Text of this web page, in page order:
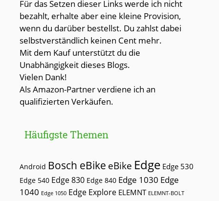
Für das Setzen dieser Links werde ich nicht
bezahlt, erhalte aber eine kleine Provision,
wenn du darüber bestellst. Du zahlst dabei
selbstverständlich keinen Cent mehr.
Mit dem Kauf unterstützt du die
Unabhängigkeit dieses Blogs.
Vielen Dank!
Als Amazon-Partner verdiene ich an
qualifizierten Verkäufen.
Häufigste Themen
Android Bosch eBike eBike Edge Edge 530
Edge 540 Edge 830 Edge 840 Edge 1030 Edge
1040 Edge 1050 Edge Explore ELEMNT ELEMNT-BOLT